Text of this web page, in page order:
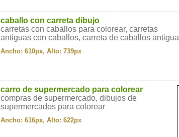
caballo con carreta dibujo
carretas con caballos para colorear, carretas
antiguas con caballos, carreta de caballos antigua
Ancho: 610px, Alto: 739px
carro de supermercado para colorear
compras de supermercado, dibujos de
supermercados para colorear
Ancho: 616px, Alto: 622px